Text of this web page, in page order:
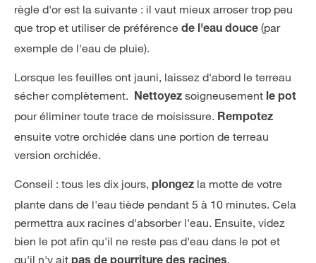
règle d'or est la suivante : il vaut mieux arroser trop peu
que trop et utiliser de préférence de l'eau douce (par
exemple de l'eau de pluie).
Lorsque les feuilles ont jauni, laissez d'abord le terreau
sécher complètement.
Nettoyez soigneusement le pot
pour éliminer toute trace de moisissure. Rempotez
ensuite votre orchidée dans une portion de terreau
version orchidée.
Conseil : tous les dix jours, plongez la motte de votre
plante dans de l'eau tiède pendant 5 à 10 minutes. Cela
permettra aux racines d'absorber l'eau. Ensuite, videz
bien le pot afin qu'il ne reste pas d'eau dans le pot et
qu'il n'y ait
.